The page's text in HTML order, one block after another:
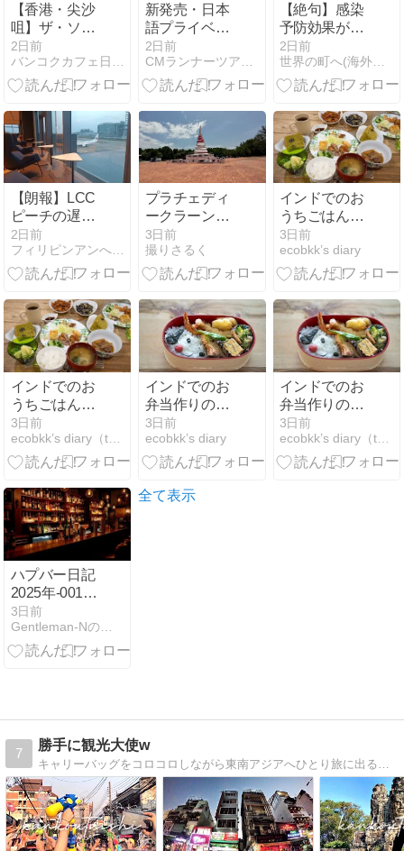
【香港・尖沙
咀】ザ・ソー
ルズベリー
YMCA香港宿
泊記！好立地
ナブルなホテ
ル
2日前
バンコクカフェ日和。
新発売・日本
語プライベー
トツアー情報
エレファント
ケア＆レイン
2日前
CMランナーツアーのスタッフブログ
【絶句】感染
予防効果がな
いのに接種証
明で入国やホ
テル割引して
い日本！
2日前
世界の町へ(海外早期リタイア生活)
【朗報】LCC
ピーチの遅延
や欠航の補償
が手厚くな
る！
2日前
フィリピンアンへレス情報Smile
プラチェディ
ークラーンナ
ーム
3日前
撮りさるく
インドでのお
うちごはんと
スイーツ作り
の記録（3月6
日～4月7
Homemade
Dinner and
Sweets at
Home in India
from March 6
to April 7, 2026
3日前
ecobkk’s diary
インドでのお
うちごはんと
スイーツ作り
の記録（3月6
日～4月7
Homemade
Dinner and
Sweets at
Home in India
from March 6
to April 7, 2026
3日前
ecobkk’s diary（taecoのバンコク生活日誌）
インドでのお
弁当作りの記
録（5月半ば
～5月末）/My
Homemade
May, 2026)/
3日前
ecobkk’s diary
インドでのお
弁当作りの記
録（5月半ば
～5月末）/My
Homemade
3日前
ecobkk’s diary（taecoのバンコク生活日誌）
ハプバー日記
2025年-0018
若い女の子と
ルームツアー
3日前
Gentleman-Nの旅日記
全て表示
7
勝手に観光大使w
キャリーバッグをコロコロしながら東南アジアへひとり旅に出るキャリバッカーのTak@です。特にタイが好きでタイランドスペシャリスト資格をとってみました。東南アジアの魅力にやられていつかは移住をと目論んでますw